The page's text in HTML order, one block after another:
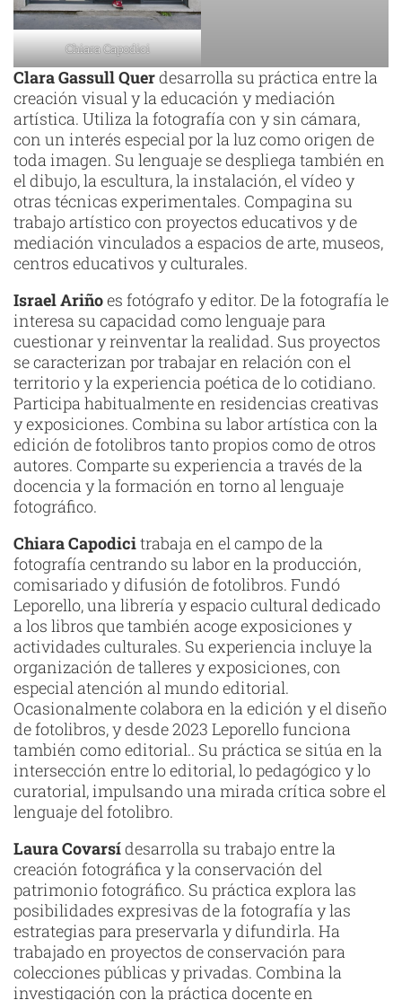
Chiara Capodici
Clara Gassull Querdesarrolla su práctica entre la
creación visual y la educación y mediación
artística. Utiliza la fotografía con y sin cámara,
con un interés especial por la luz como origen de
toda imagen. Su lenguaje se despliega también en
el dibujo, la escultura, la instalación, el vídeo y
otras técnicas experimentales. Compagina su
trabajo artístico con proyectos educativos y de
mediación vinculados a espacios de arte, museos,
centros educativos y culturales.
Israel Ariñoes fotógrafo y editor. De la fotografía le
interesa su capacidad como lenguaje para
cuestionar y reinventar la realidad. Sus proyectos
se caracterizan por trabajar en relación con el
territorio y la experiencia poética de lo cotidiano.
Participa habitualmente en residencias creativas
y exposiciones. Combina su labor artística con la
edición de fotolibros tanto propios como de otros
autores. Comparte su experiencia a través de la
docencia y la formación en torno al lenguaje
fotográfico.
Chiara Capodicitrabaja en el campo de la
fotografía centrando su labor en la producción,
comisariado y difusión de fotolibros. Fundó
Leporello, una librería y espacio cultural dedicado
a los libros que también acoge exposiciones y
actividades culturales. Su experiencia incluye la
organización de talleres y exposiciones, con
especial atención al mundo editorial.
Ocasionalmente colabora en la edición y el diseño
de fotolibros, y desde 2023 Leporello funciona
también como editorial.. Su práctica se sitúa en la
intersección entre lo editorial, lo pedagógico y lo
curatorial, impulsando una mirada crítica sobre el
lenguaje del fotolibro.
Laura Covarsídesarrolla su trabajo entre la
creación fotográfica y la conservación del
patrimonio fotográfico. Su práctica explora las
posibilidades expresivas de la fotografía y las
estrategias para preservarla y difundirla. Ha
trabajado en proyectos de conservación para
colecciones públicas y privadas. Combina la
investigación con la práctica docente en